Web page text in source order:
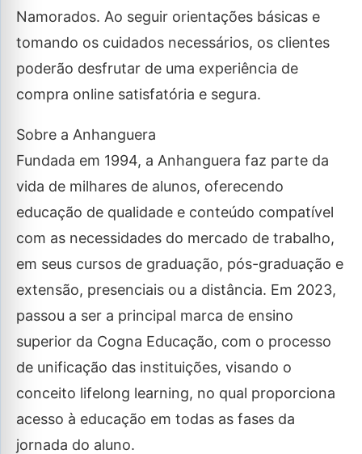
Namorados. Ao seguir orientações básicas e
tomando os cuidados necessários, os clientes
poderão desfrutar de uma experiência de
compra online satisfatória e segura.
Sobre a Anhanguera
Fundada em 1994, a Anhanguera faz parte da
vida de milhares de alunos, oferecendo
educação de qualidade e conteúdo compatível
com as necessidades do mercado de trabalho,
em seus cursos de graduação, pós-graduação e
extensão, presenciais ou a distância. Em 2023,
passou a ser a principal marca de ensino
superior da Cogna Educação, com o processo
de unificação das instituições, visando o
conceito lifelong learning, no qual proporciona
acesso à educação em todas as fases da
jornada do aluno.